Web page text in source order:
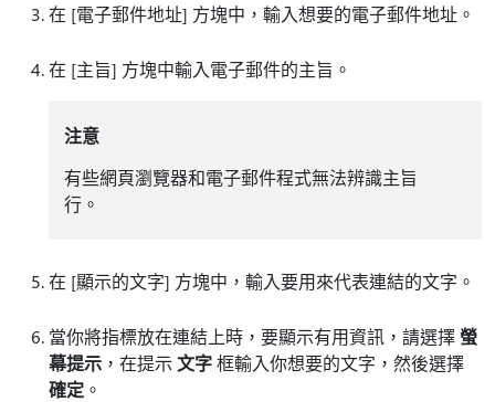
在 [電子郵件地址] 方塊中，輸入想要的電子郵件地址。
在 [主旨] 方塊中輸入電子郵件的主旨。
注意
有些網頁瀏覽器和電子郵件程式無法辨識主旨
行。
在 [顯示的文字] 方塊中，輸入要用來代表連結的文字。
當你將指標放在連結上時，要顯示有用資訊，請選擇螢
幕提示 ，在提示 文字框輸入你想要的文字，然後選擇
確定 。